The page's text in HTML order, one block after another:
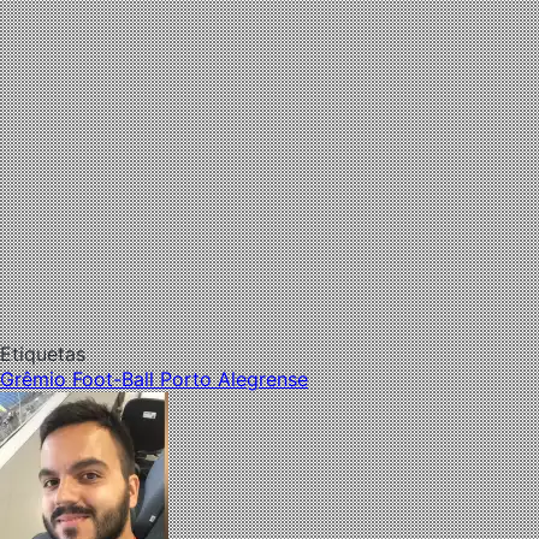
Etiquetas
Grêmio Foot-Ball Porto Alegrense